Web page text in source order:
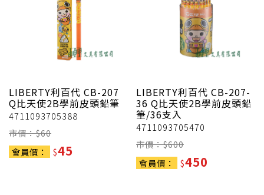
LIBERTY利百代 CB-207
Q比天使2B學前皮頭鉛筆
4711093705388
市價：$60
會員價：
$45
LIBERTY利百代 CB-207-
36 Q比天使2B學前皮頭鉛
筆/36支入
4711093705470
市價：$600
會員價：
$450